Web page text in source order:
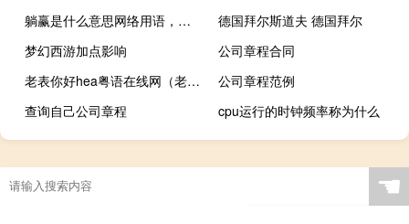
躺赢是什么意思网络用语，是褒义词还是贬义词什么梗
德国拜尔斯道夫 德国拜尔
梦幻西游加点影响
公司章程合同
老表你好hea粤语在线网（老表你好hea粤语免费）
公司章程范例
查询自己公司章程
cpu运行的时钟频率称为什么
☚